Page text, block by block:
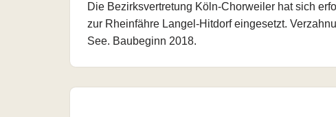
Die Bezirksvertretung Köln-Chorweiler hat sich
zur Rheinfähre Langel-Hitdorf eingesetzt.
See. Baubeginn 2018.